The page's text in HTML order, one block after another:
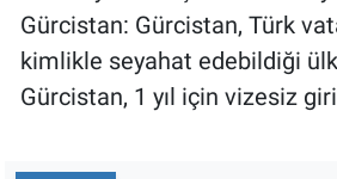
Gürcistan: Gürcistan, Türk
kimlikle seyahat edebildiği
Gürcistan, 1 yıl için vizesiz